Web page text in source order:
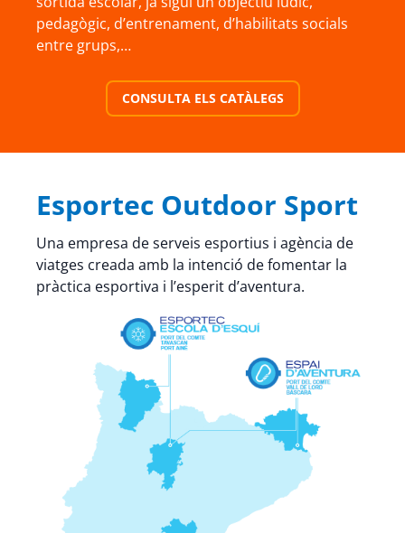
pedagògic, d’entrenament, d’habilitats socials
entre grups,…
CONSULTA ELS CATÀLEGS
Esportec Outdoor Sport
Una empresa de serveis esportius i agència de
viatges creada amb la intenció de fomentar la
pràctica esportiva i l’esperit d’aventura.